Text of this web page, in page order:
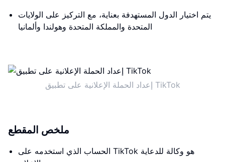
يتم اختيار الدول المستهدفة بعناية، مع التركيز على الولايات
المتحدة والمملكة المتحدة وهولندا وألمانيا
إعداد الحملة الإعلانية على تطبيق TikTok
ملخص المقطع
الحساب الذي استخدمه على TikTok هو وكالة للدعاية